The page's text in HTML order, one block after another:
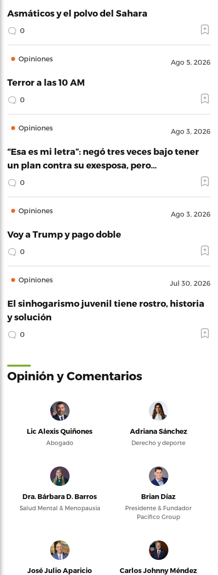
Asmáticos y el polvo del Sahara
0
Opiniones Ago 5, 2026
Terror a las 10 AM
0
Opiniones Ago 3, 2026
“Esa es mi letra”: negó tres veces bajo tener
un plan contra su exesposa, pero…
0
Opiniones Ago 3, 2026
Voy a Trump y pago doble
0
Opiniones Jul 30, 2026
El sinhogarismo juvenil tiene rostro, historia
y solución
0
Opinión y Comentarios
Lic Alexis Quiñones
Abogado
Adriana Sánchez
Derecho y deporte
Dra. Bárbara D. Barros
Salud Mental & Menopausia
Brian Díaz
Presidente & Fundador
Pacifico Group
José Julio Aparicio Carlos Johnny Méndez